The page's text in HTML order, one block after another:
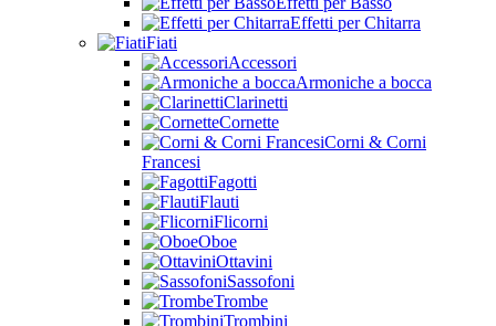
Effetti per Chitarra
Fiati
Accessori
Armoniche a bocca
Clarinetti
Cornette
Corni & Corni
Francesi
Fagotti
Flauti
Flicorni
Oboe
Ottavini
Sassofoni
Trombe
Trombini